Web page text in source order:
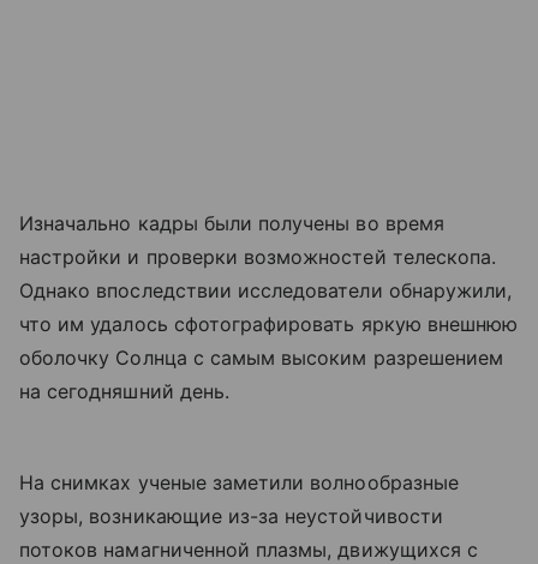
Изначально кадры были получены во время
настройки и проверки возможностей телескопа.
Однако впоследствии исследователи обнаружили,
что им удалось сфотографировать яркую внешнюю
оболочку Солнца с самым высоким разрешением
на сегодняшний день.
На снимках ученые заметили волнообразные
узоры, возникающие из-за неустойчивости
потоков намагниченной плазмы, движущихся с